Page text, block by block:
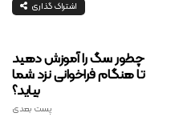
اشتراک گذاری
چطور سگ را آموزش دهید
تا هنگام فراخوانی نزد شما
بیاید؟
پست بعدی